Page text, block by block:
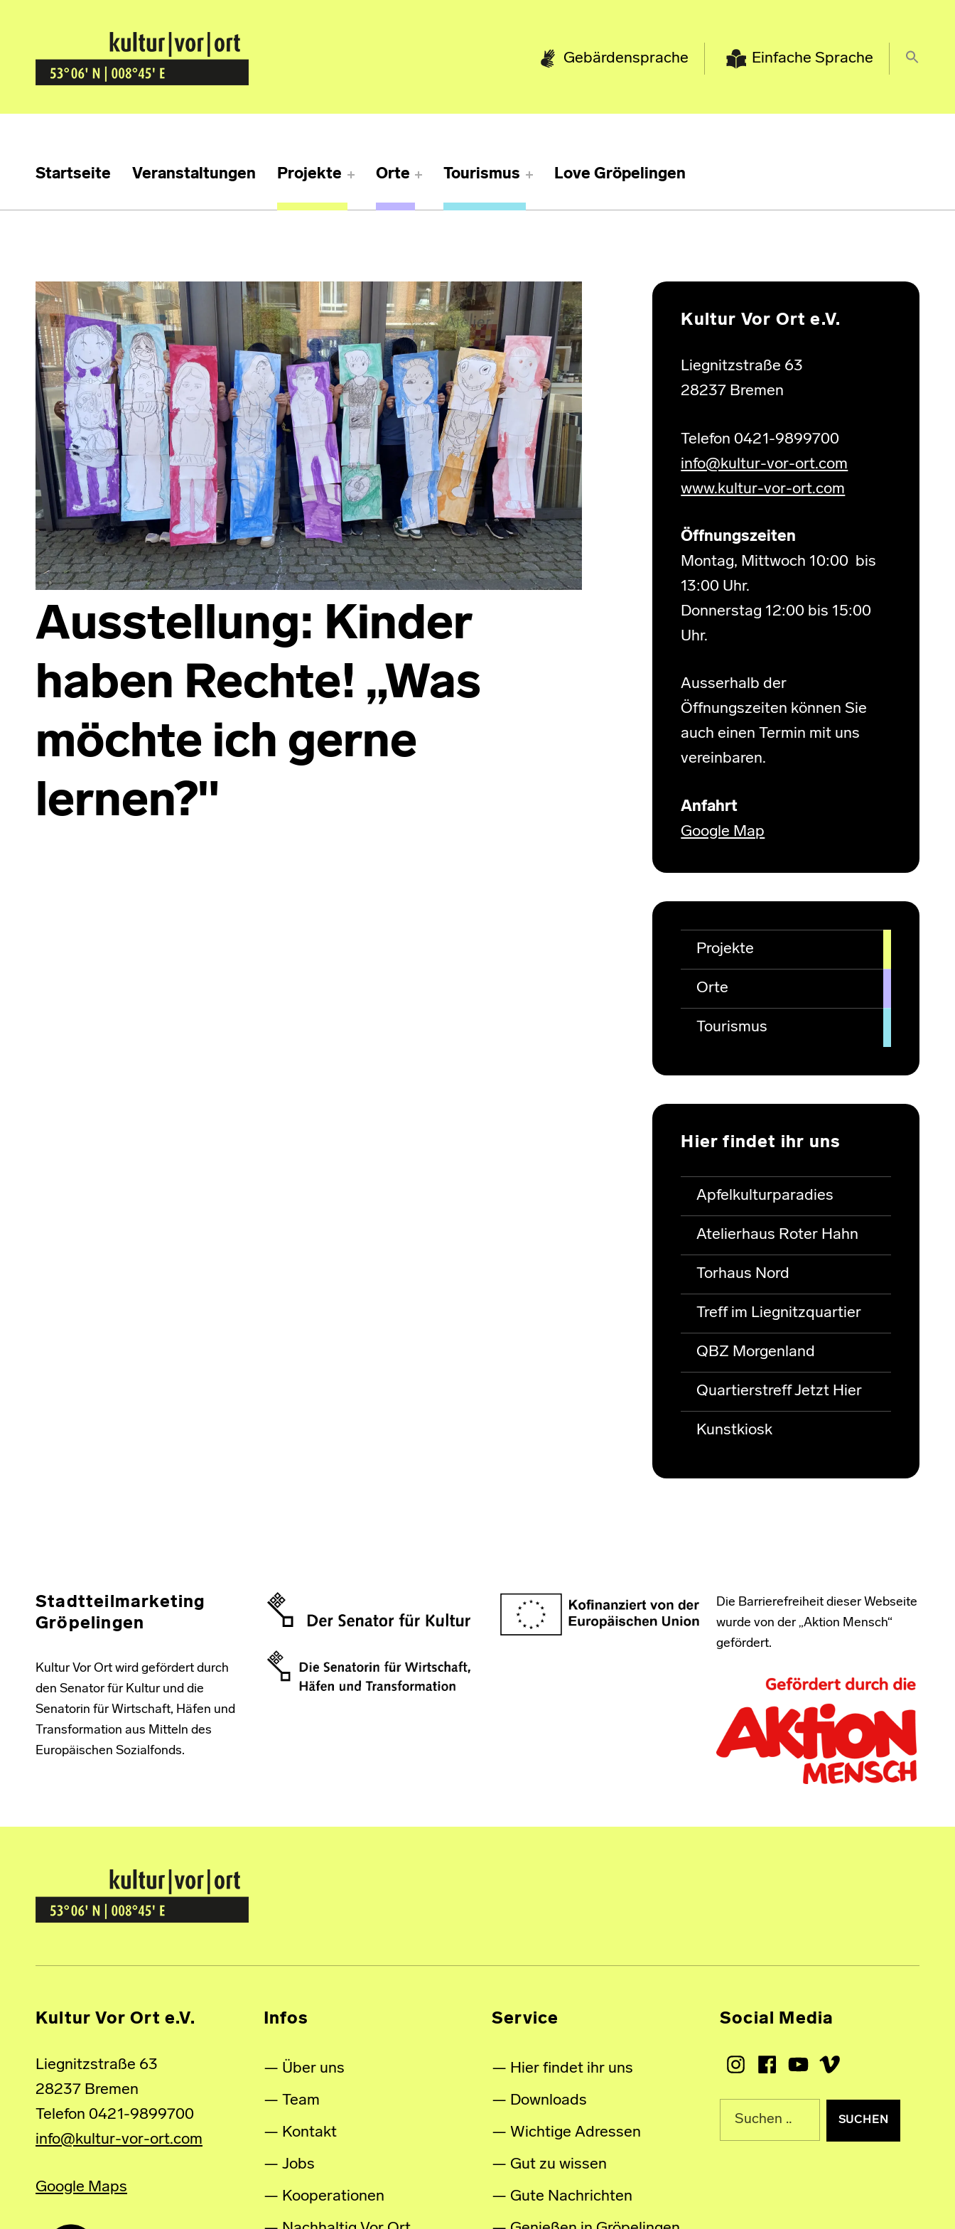
Kultur Vor Ort
BREMEN GRÖPELINGEN Gebärdensprache Einfache Sprache
Startseite Veranstaltungen Projekte Orte Tourismus Love Gröpelingen
Ausstellung: Kinder
haben Rechte! „Was
möchte ich gerne
lernen?"
Kultur Vor Ort e.V.
Liegnitzstraße 63
28237 Bremen
Telefon 0421-9899700
info@kultur-vor-ort.com
www.kultur-vor-ort.com
Öffnungszeiten
Montag, Mittwoch 10:00 bis
13:00 Uhr.
Donnerstag 12:00 bis 15:00
Uhr.
Ausserhalb der
Öffnungszeiten können Sie
auch einen Termin mit uns
vereinbaren.
Anfahrt
Google Map
Projekte
Orte
Tourismus
Hier findet ihr uns
Apfelkulturparadies
Atelierhaus Roter Hahn
Torhaus Nord
Treff im Liegnitzquartier
QBZ Morgenland
Quartierstreff Jetzt Hier
Kunstkiosk
Stadtteilmarketing
Gröpelingen
Kultur Vor Ort wird gefördert durch
den Senator für Kultur und die
Senatorin für Wirtschaft, Häfen und
Transformation aus Mitteln des
Europäischen Sozialfonds.
Die Barrierefreiheit dieser Webseite
wurde von der „Aktion Mensch“
gefördert.
Kultur Vor Ort
BREMEN GRÖPELINGEN
Kultur Vor Ort e.V.
Liegnitzstraße 63
28237 Bremen
Telefon 0421-9899700
info@kultur-vor-ort.com
Google Maps
Infos
Über uns
Team
Kontakt
Jobs
Kooperationen
Service
Hier findet ihr uns
Downloads
Wichtige Adressen
Gut zu wissen
Gute Nachrichten
Social Media
InstagramFacebookYoutubeVimeo
Suche nach: